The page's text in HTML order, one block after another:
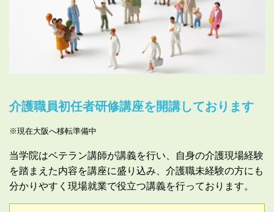
介護職員初任者研修講座を開講しております
※現在大阪へ移転準備中
当学院はベテラン講師が講義を行い、自身の介護現場経験
を踏まえた内容を講座に盛り込み、介護職未経験の方にも
分かりやすく現場就業で役立つ講義を行っております。